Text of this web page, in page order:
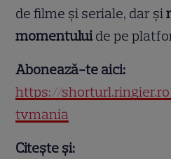
de filme și seriale, dar și
momentuluide pe
Abonează-te aici:
https://
tvmania
Citește și: